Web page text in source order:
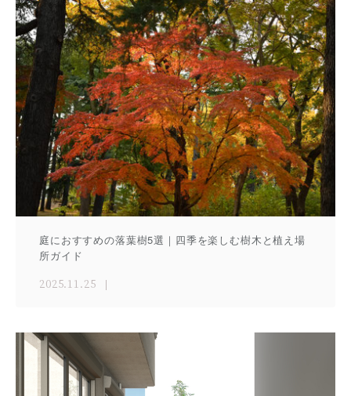
庭におすすめの落葉樹5選｜四季を楽しむ樹木と植え場
所ガイド
2025.11.25